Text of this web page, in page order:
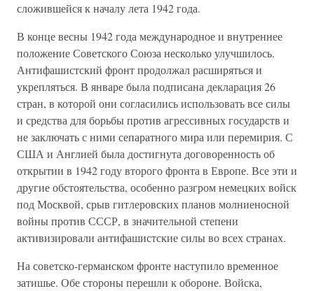
сложившейся к началу лета 1942 года.
В конце весны 1942 года международное и внутреннее
положение Советского Союза несколько улучшилось.
Антифашистский фронт продолжал расширяться и
укрепляться. В январе была подписана декларация 26
стран, в которой они согласились использовать все силы
и средства для борьбы против агрессивных государств и
не заключать с ними сепаратного мира или перемирия. С
США и Англией была достигнута договоренность об
открытии в 1942 году второго фронта в Европе. Все эти и
другие обстоятельства, особенно разгром немецких войск
под Москвой, срыв гитлеровских планов молниеносной
войны против СССР, в значительной степени
активизировали антифашистские силы во всех странах.
На советско-германском фронте наступило временное
затишье. Обе стороны перешли к обороне. Войска,